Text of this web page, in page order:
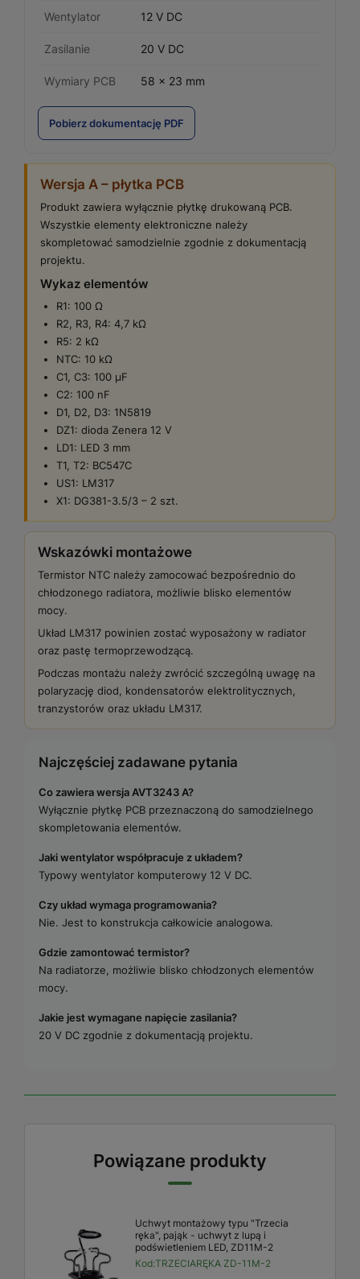
Wentylator 12 V DC
Zasilanie 20 V DC
Wymiary PCB 58 × 23 mm
Pobierz dokumentację PDF
Wersja A – płytka PCB
Produkt zawiera wyłącznie płytkę drukowaną PCB.
Wszystkie elementy elektroniczne należy
skompletować samodzielnie zgodnie z dokumentacją
projektu.
Wykaz elementów
R1: 100 Ω
R2, R3, R4: 4,7 kΩ
R5: 2 kΩ
NTC: 10 kΩ
C1, C3: 100 µF
C2: 100 nF
D1, D2, D3: 1N5819
DZ1: dioda Zenera 12 V
LD1: LED 3 mm
T1, T2: BC547C
US1: LM317
X1: DG381-3.5/3 – 2 szt.
Wskazówki montażowe
Termistor NTC należy zamocować bezpośrednio do
chłodzonego radiatora, możliwie blisko elementów
mocy.
Układ LM317 powinien zostać wyposażony w radiator
oraz pastę termoprzewodzącą.
Podczas montażu należy zwrócić szczególną uwagę na
polaryzację diod, kondensatorów elektrolitycznych,
tranzystorów oraz układu LM317.
Najczęściej zadawane pytania
Co zawiera wersja AVT3243 A?
Wyłącznie płytkę PCB przeznaczoną do samodzielnego
skompletowania elementów.
Jaki wentylator współpracuje z układem?
Typowy wentylator komputerowy 12 V DC.
Czy układ wymaga programowania?
Nie. Jest to konstrukcja całkowicie analogowa.
Gdzie zamontować termistor?
Na radiatorze, możliwie blisko chłodzonych elementów
mocy.
Jakie jest wymagane napięcie zasilania?
20 V DC zgodnie z dokumentacją projektu.
Powiązane produkty
Uchwyt montażowy typu "Trzecia
ręka", pająk - uchwyt z lupą i
podświetleniem LED, ZD11M-2
Kod:TRZECIARĘKA ZD-11M-2